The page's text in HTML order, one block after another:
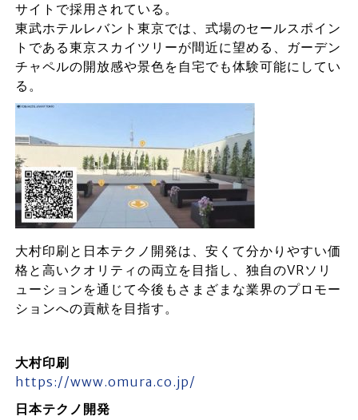
サイトで採用されている。
東武ホテルレバント東京では、式場のセールスポイン
トである東京スカイツリーが間近に望める、ガーデン
チャペルの開放感や景色を自宅でも体験可能にしてい
る。
大村印刷と日本テクノ開発は、安くて分かりやすい価
格と高いクオリティの両立を目指し、独自のVRソリ
ューションを通じて今後もさまざまな業界のプロモー
ションへの貢献を目指す。
大村印刷
https://www.omura.co.jp/
日本テクノ開発